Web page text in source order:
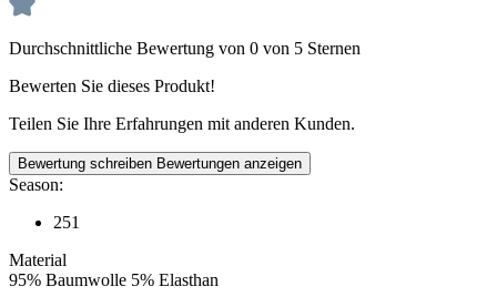
Durchschnittliche Bewertung von 0 von 5 Sternen
Bewerten Sie dieses Produkt!
Teilen Sie Ihre Erfahrungen mit anderen Kunden.
Bewertung schreiben Bewertungen anzeigen
Season:
251
Material
95% Baumwolle 5% Elasthan